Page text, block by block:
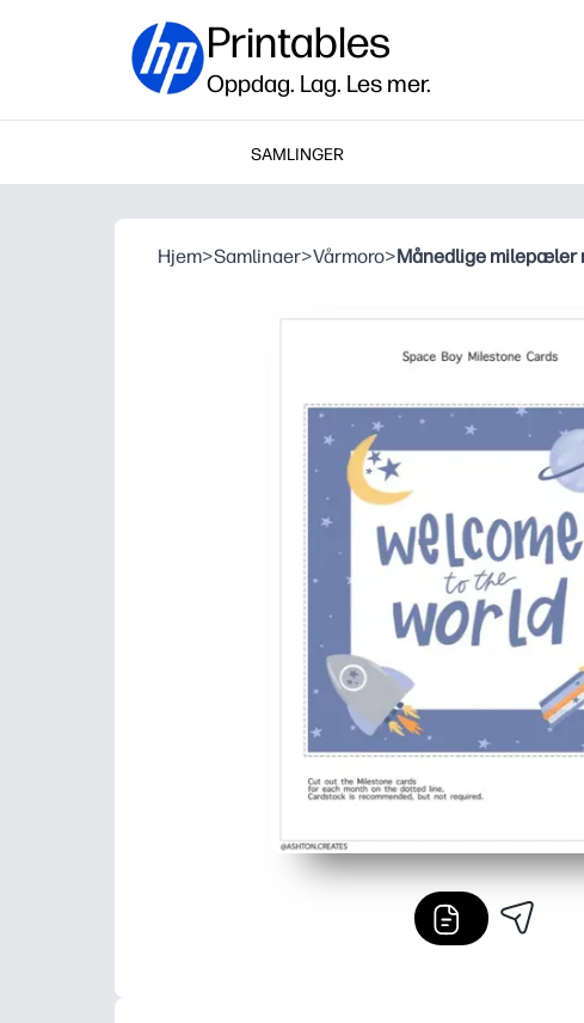
Printables
Oppdag. Lag. Les mer.
SAMLINGER
Hjem>Samlinaer>Vårmoro>Månedlige milepæler